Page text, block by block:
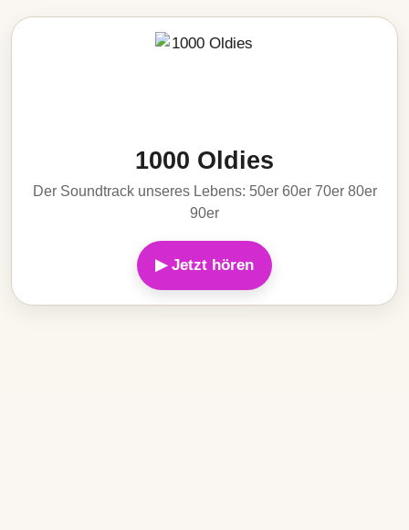
1000 Oldies
Der Soundtrack unseres Lebens: 50er 60er 70er 80er
90er
▶ Jetzt hören